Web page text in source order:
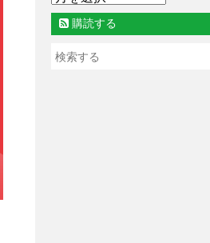
購読する